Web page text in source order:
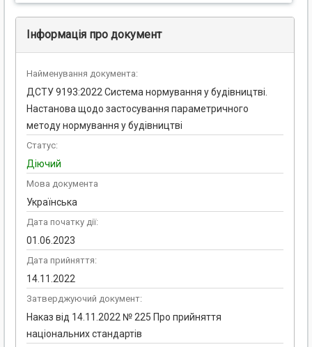
Інформація про документ
Найменування документа:
ДСТУ 9193:2022 Система нормування у будівництві.
Настанова щодо застосування параметричного
методу нормування у будівництві
Статус:
Діючий
Мова документа
Українська
Дата початку дії:
01.06.2023
Дата прийняття:
14.11.2022
Затверджуючий документ:
Наказ від 14.11.2022 № 225 Про прийняття
національних стандартів